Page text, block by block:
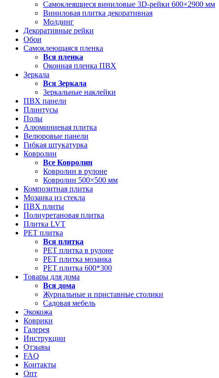
Самоклеящиеся виниловые 3D‑рейки 600×2900 мм
Виниловая плитка декоративная
Молдинг
Декоративные рейки
Обои
Самоклеющаяся пленка
Вся пленка
Оконная пленка ПВХ
Зеркала
Вся Зеркала
Зеркальные наклейки
ПВХ панели
Плинтусы
Полы
Алюминиевая плитка
Велюровые панели
Гибкая штукатурка
Ковролин
Все Ковролин
Ковролин в рулоне
Ковролин 500×500 мм
Композитная плитка
Мозаика из стекла
ПВХ плиты
Полиуретановая плитка
Плитка LVT
РЕТ плитка
Вся плитка
РЕТ плитка в рулоне
РЕТ плитка мозаика
РЕТ плитка 600*300
Товары для дома
Вся дома
Журнальные и приставные столики
Садовая мебель
Экокожа
Коврики
Галерея
Инструкции
Отзывы
FAQ
Контакты
Опт